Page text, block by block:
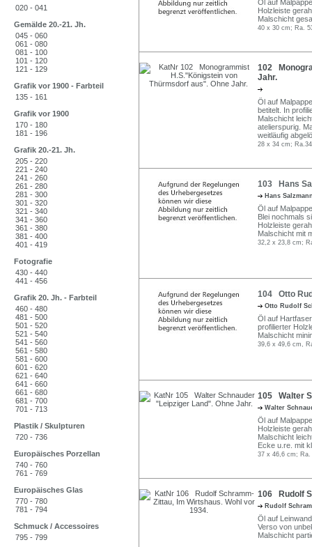
020 - 041
Gemälde 20.-21. Jh.
045 - 060
061 - 080
081 - 100
101 - 120
121 - 129
Grafik vor 1900 - Farbteil
135 - 161
Grafik vor 1900
170 - 180
181 - 196
Grafik 20.-21. Jh.
205 - 220
221 - 240
241 - 260
261 - 280
281 - 300
301 - 320
321 - 340
341 - 360
361 - 380
381 - 400
401 - 419
Fotografie
430 - 440
441 - 456
Grafik 20. Jh. - Farbteil
460 - 480
481 - 500
501 - 520
521 - 540
541 - 560
561 - 580
581 - 600
601 - 620
621 - 640
641 - 660
661 - 680
681 - 700
701 - 713
Plastik / Skulpturen
720 - 736
Europäisches Porzellan
740 - 760
761 - 769
Europäisches Glas
770 - 780
781 - 794
Schmuck / Accessoires
795 - 799
Öl auf
Holzleiste
Malschicht
40 x 30 cm; Ra.
102
Jahr.
Öl auf
betitelt. In
Malschicht
atelierspurig.
weitläufig
28 x 34 cm;
103 Hans
Hans
Öl auf
Blei nochmals
Holzleiste
Malschicht mit
32,2 x 23,8 cm;
104 Otto
Otto Rudolf
Öl auf
profilierter
Malschicht
39,6 x 49,6 cm,
105 Walter
Walter
Öl auf
Holzleiste
Malschicht
Ecke u.re. mit
37 x 46,6 cm;
106 Rudolf
Rudolf
Öl auf
Verso von
Malschicht